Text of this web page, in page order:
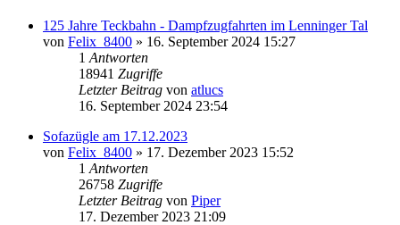
125 Jahre Teckbahn - Dampfzugfahrten im Lenninger Tal
von Felix_8400 » 16. September 2024 15:27
1 Antworten
18941 Zugriffe
Letzter Beitrag von atlucs
16. September 2024 23:54
Sofazügle am 17.12.2023
von Felix_8400 » 17. Dezember 2023 15:52
1 Antworten
26758 Zugriffe
Letzter Beitrag von Piper
17. Dezember 2023 21:09